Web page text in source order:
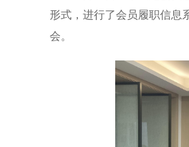
形式，进行了会员履职信息
会。